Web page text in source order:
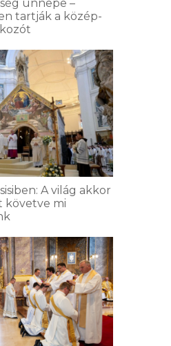
ünnepe –
tartják a közép-
A világ akkor
követve mi